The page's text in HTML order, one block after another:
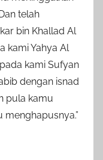
telah
bin Khallad Al
kami Yahya Al
kami Sufyan
dengan isnad
pula kamu